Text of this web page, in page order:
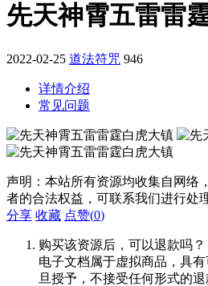
先天神霄五雷雷
2022-02-25 道法符咒 946
详情介绍
常见问题
声明：本站所有资源均收集自网络
者的合法权益，可联系我们进行处理
分享 收藏 点赞(0)
购买该资源后，可以退款吗？
电子文档属于虚拟商品，具
旦授予，不接受任何形式的